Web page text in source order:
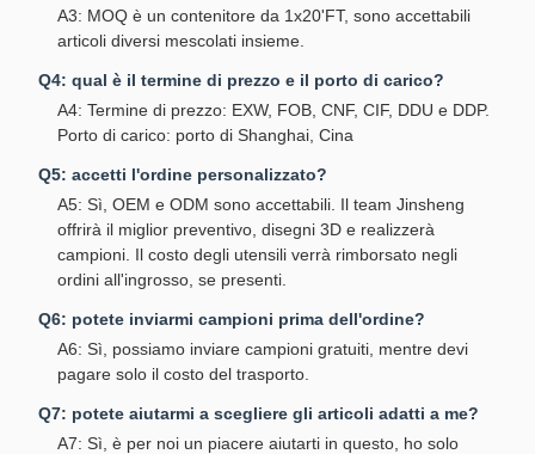
A3: MOQ è un contenitore da 1x20'FT, sono accettabili
articoli diversi mescolati insieme.
Q4: qual è il termine di prezzo e il porto di carico?
A4: Termine di prezzo: EXW, FOB, CNF, CIF, DDU e DDP.
Porto di carico: porto di Shanghai, Cina
Q5: accetti l'ordine personalizzato?
A5: Sì, OEM e ODM sono accettabili. Il team Jinsheng
offrirà il miglior preventivo, disegni 3D e realizzerà
campioni. Il costo degli utensili verrà rimborsato negli
ordini all'ingrosso, se presenti.
Q6: potete inviarmi campioni prima dell'ordine?
A6: Sì, possiamo inviare campioni gratuiti, mentre devi
pagare solo il costo del trasporto.
Q7: potete aiutarmi a scegliere gli articoli adatti a me?
A7: Sì, è per noi un piacere aiutarti in questo, ho solo